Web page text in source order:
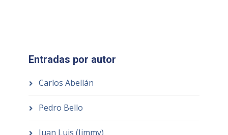
Entradas por autor
Carlos Abellán
Pedro Bello
Juan Luis (Jimmy)